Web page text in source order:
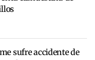
sufre accidente de